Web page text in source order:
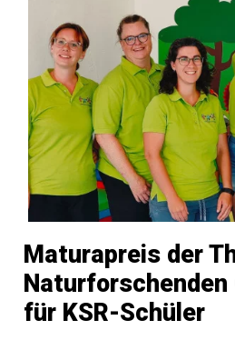
Maturapreis der
für KSR-Schüler